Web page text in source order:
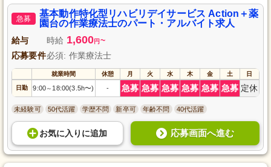
り、働きながら成長できる環境が魅力です。日曜日は固定休日として、家族
との時間も大切にできる働きやすさがあります。ご自身の都合に合わせた勤
務シフトで、仕事とプライベートのバランスを保ちながら、ご利用者さまへ
寄り添った支援を行えます。
急募
基本動作特化型リハビリデイサービス Action＋薬
園台の作業療法士のパート・アルバイト求人
給与 時給 1,600円 ~
応募要件必須: 作業療法士
就業時間 休憩 月 火 水 木 金 土 日
日勤 9:00～ 18:00(3.5h〜) - 急募 急募 急募 急募 急募 急募 定休
未経験可 50代活躍 学歴不問 新卒可 年齢不問 40代活躍
お気に入り に追加 応募画面へ進む